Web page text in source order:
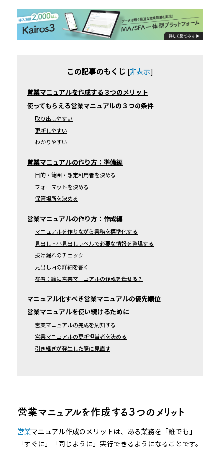
この記事のもくじ [非表示]
営業マニュアルを作成する３つのメリット
使ってもらえる営業マニュアルの３つの条件
取り出しやすい
更新しやすい
わかりやすい
営業マニュアルの作り方：準備編
目的・範囲・想定利用者を決める
フォーマットを決める
保管場所を決める
営業マニュアルの作り方：作成編
マニュアルを作りながら業務を標準化する
見出し・小見出しレベルで必要な情報を整理する
抜け漏れのチェック
見出し内の詳細を書く
参考：誰に営業マニュアルの作成を任せる？
マニュアル化すべき営業マニュアルの優先順位
営業マニュアルを使い続けるために
営業マニュアルの完成を周知する
営業マニュアルの更新担当者を決める
引き継ぎが発生した際に見直す
営業マニュアルを作成する３つのメリット
営業マニュアル作成のメリットは、ある業務を「誰でも」
「すぐに」「同じように」実行できるようになることです。